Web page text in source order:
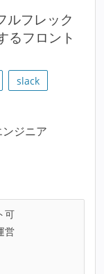
ルフレック
るフロント
slack
ジニア
可
営